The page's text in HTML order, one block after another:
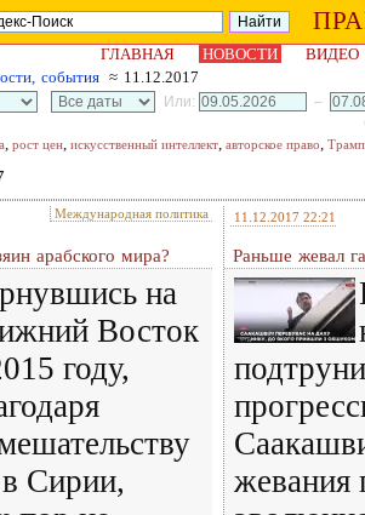
ГЛАВНАЯ НОВОСТИ
ВИДЕО
события ≈ 11.12.2017
Или:
–
, рост цен, искусственный интеллект, авторское право, Трамп
Международная политика
арабского мира?
на
Восток
году,
Сирии,
11.12.2017 22:21
Раньше жевал
жевания